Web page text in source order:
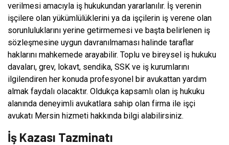
verilmesi amacıyla iş hukukundan yararlanılır. İş verenin
işçilere olan yükümlülüklerini ya da işçilerin iş verene olan
sorunluluklarını yerine getirmemesi ve başta belirlenen iş
sözleşmesine uygun davranılmaması halinde taraflar
haklarını mahkemede arayabilir. Toplu ve bireysel iş hukuku
davaları, grev, lokavt, sendika, SSK ve iş kurumlarını
ilgilendiren her konuda profesyonel bir avukattan yardım
almak faydalı olacaktır. Oldukça kapsamlı olan iş hukuku
alanında deneyimli avukatlara sahip olan firma ile işçi
avukatı Mersin hizmeti hakkında bilgi alabilirsiniz.
İş Kazası Tazminatı